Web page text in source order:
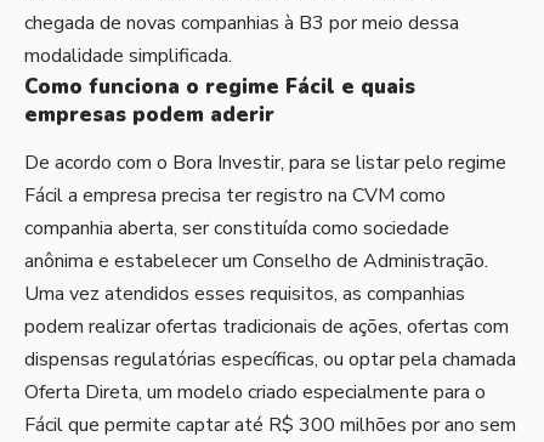
chegada de novas companhias à B3 por meio dessa
modalidade simplificada.
Como funciona o regime Fácil e quais
empresas podem aderir
De acordo com o Bora Investir, para se listar pelo regime
Fácil a empresa precisa ter registro na CVM como
companhia aberta, ser constituída como sociedade
anônima e estabelecer um Conselho de Administração.
Uma vez atendidos esses requisitos, as companhias
podem realizar ofertas tradicionais de ações, ofertas com
dispensas regulatórias específicas, ou optar pela chamada
Oferta Direta, um modelo criado especialmente para o
Fácil que permite captar até R$ 300 milhões por ano sem